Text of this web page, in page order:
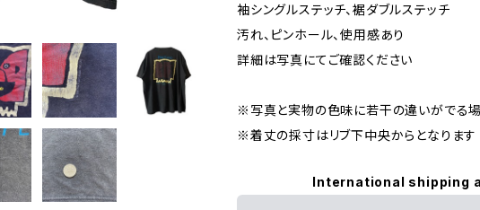
袖シングルステッチ、裾ダブルステッチ
汚れ、ピンホール、使用感あり
詳細は写真にてご確認ください
※写真と実物の色味に若干の違いがでる
※着丈の採寸はリブ下中央からとなります
International shipping